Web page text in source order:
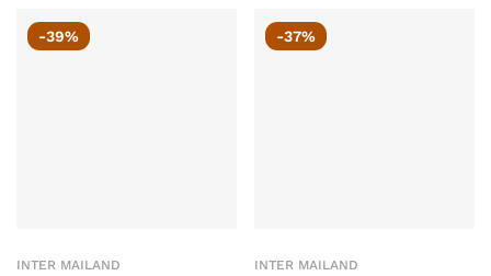
-39%
INTER MAILAND
-37%
INTER MAILAND